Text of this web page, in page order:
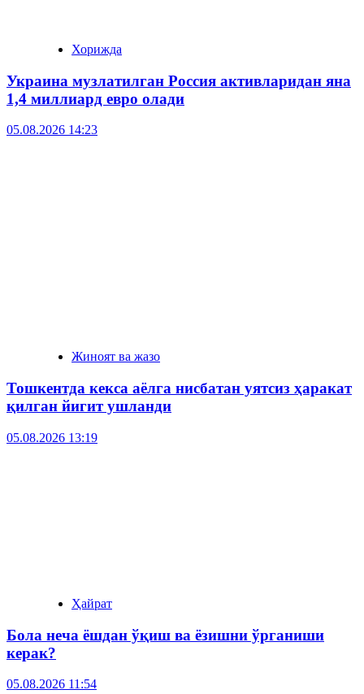
Хорижда
Украина музлатилган Россия активларидан яна
1,4 миллиард евро олади
05.08.2026 14:23
Жиноят ва жазо
Тошкентда кекса аёлга нисбатан уятсиз ҳаракат
қилган йигит ушланди
05.08.2026 13:19
Ҳайрат
Бола неча ёшдан ўқиш ва ёзишни ўрганиши
керак?
05.08.2026 11:54